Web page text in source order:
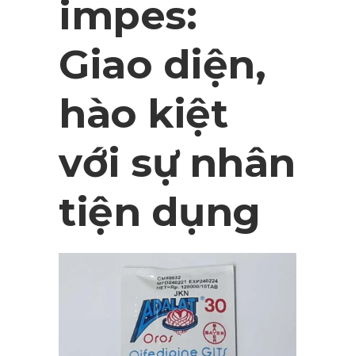
impes:
Giao diện,
hào kiệt
với sự nhân
tiện dụng